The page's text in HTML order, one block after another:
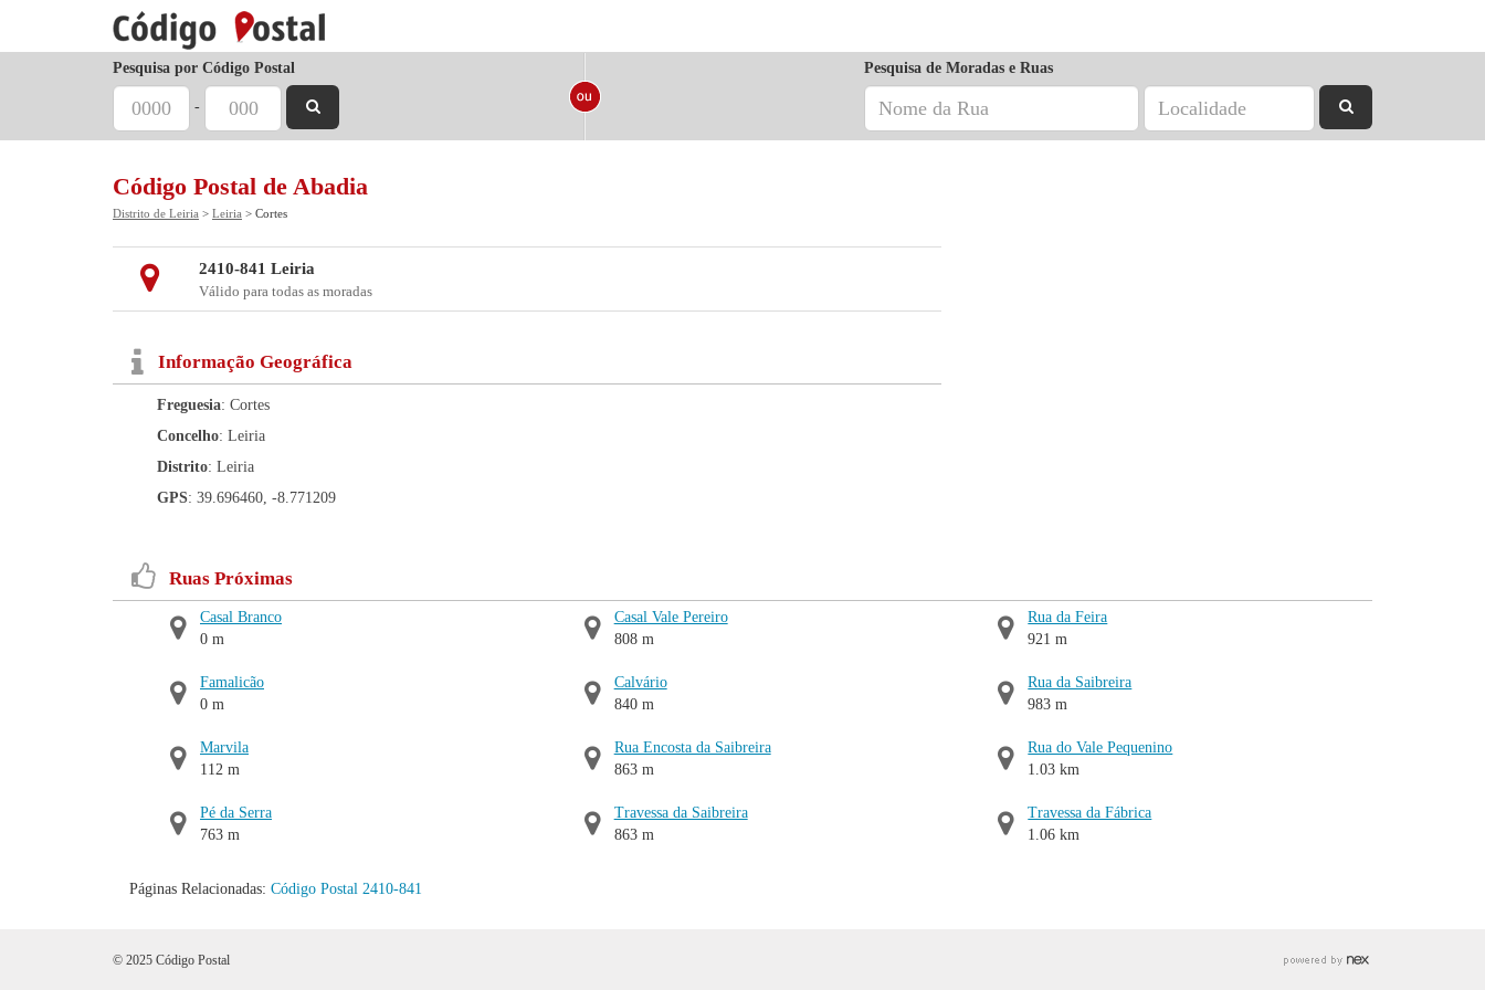
Pesquisa por Código Postal
-
Pesquisa de Moradas e Ruas
Código Postal de Abadia
Distrito de Leiria > Leiria > Cortes
2410-841 Leiria
Válido para todas as moradas
Informação Geográfica
Freguesia: Cortes
Concelho: Leiria
Distrito: Leiria
GPS: 39.696460, -8.771209
Ruas Próximas
Casal Branco
0 m
Famalicão
0 m
Marvila
112 m
Pé da Serra
763 m
Casal Vale Pereiro
808 m
Calvário
840 m
Rua Encosta da Saibreira
863 m
Travessa da Saibreira
863 m
Rua da Feira
921 m
Rua da Saibreira
983 m
Rua do Vale Pequenino
1.03 km
Travessa da Fábrica
1.06 km
Páginas Relacionadas: Código Postal 2410-841
© 2025 Código Postal